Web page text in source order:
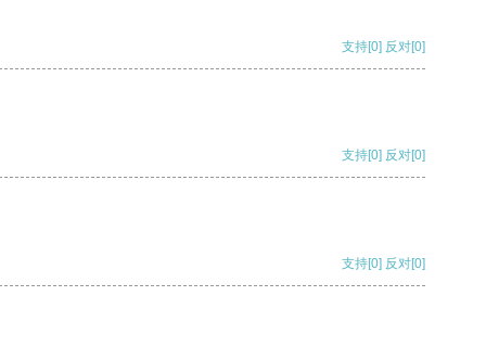
支持[0] 反对[0]
支持[0] 反对[0]
支持[0] 反对[0]